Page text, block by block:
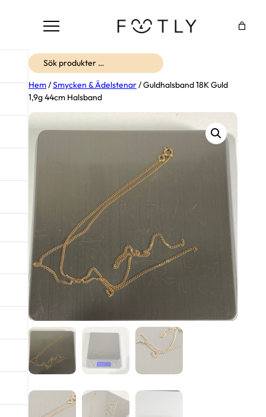
Sök
Hem /Smycken & Ädelstenar / Guldhalsband 18K Guld
1,9g 44cm Halsband